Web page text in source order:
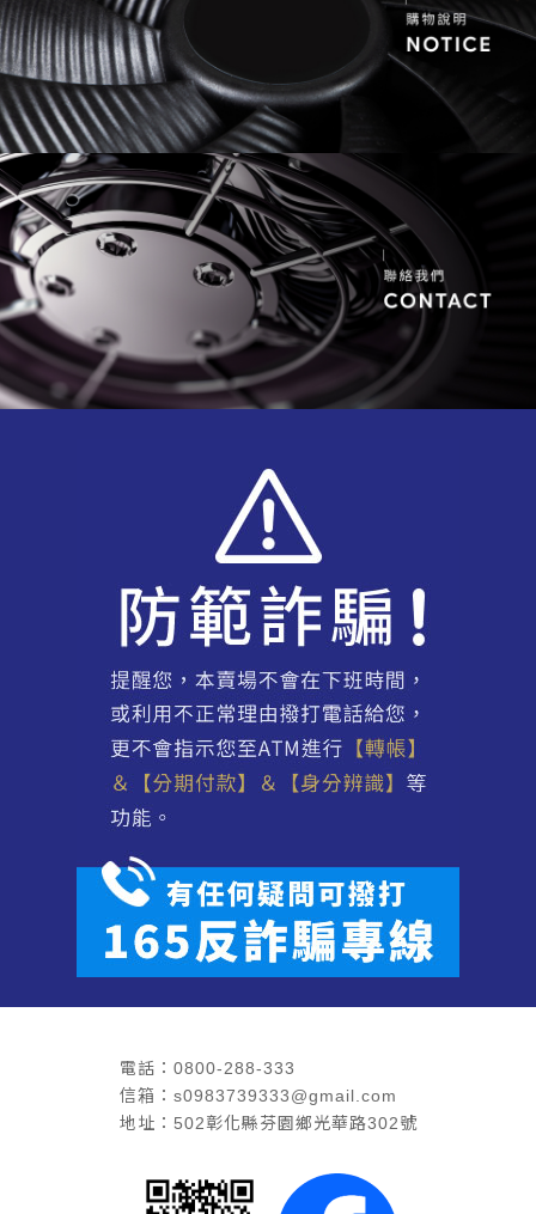
電話： 0800-288-333
信箱： s0983739333@gmail.com
地址：502彰化縣芬園鄉光華路302號